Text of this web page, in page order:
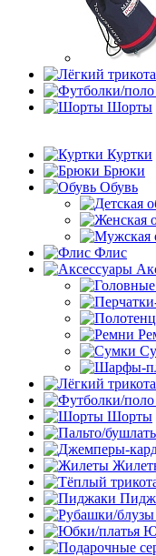
Шорты
Куртки
Брюки
Обувь
Флис
Шорты